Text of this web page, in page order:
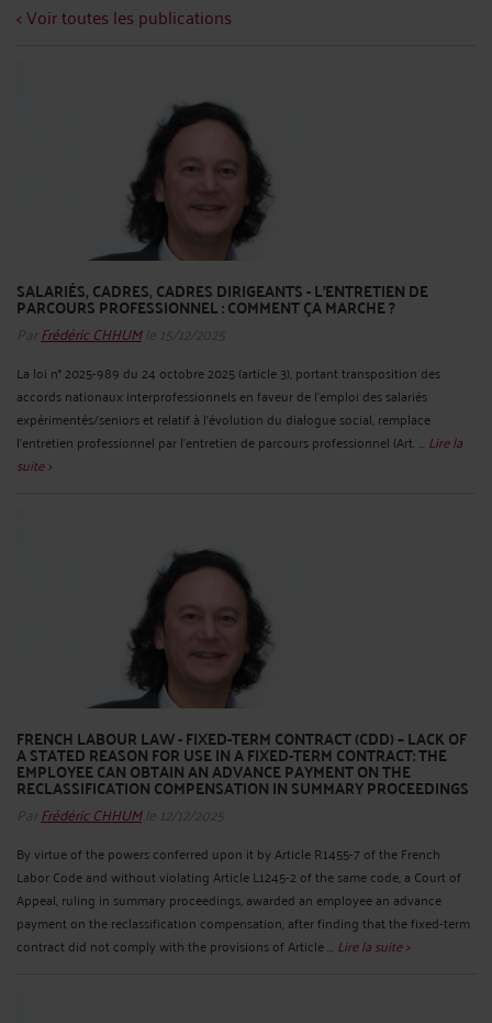
< Voir toutes les publications
SALARIÉS, CADRES, CADRES DIRIGEANTS - L’ENTRETIEN DE
PARCOURS PROFESSIONNEL : COMMENT ÇA MARCHE ?
Par Frédéric CHHUMle 15/12/2025
La loi n° 2025-989 du 24 octobre 2025 (article 3), portant transposition des
accords nationaux interprofessionnels en faveur de l’emploi des salariés
expérimentés/seniors et relatif à l’évolution du dialogue social, remplace
l’entretien professionnel par l’entretien de parcours professionnel (Art. ... Lire la
suite >
FRENCH LABOUR LAW - FIXED-TERM CONTRACT (CDD) – LACK OF
A STATED REASON FOR USE IN A FIXED-TERM CONTRACT: THE
EMPLOYEE CAN OBTAIN AN ADVANCE PAYMENT ON THE
RECLASSIFICATION COMPENSATION IN SUMMARY PROCEEDINGS
Par Frédéric CHHUMle 12/12/2025
By virtue of the powers conferred upon it by Article R1455-7 of the French
Labor Code and without violating Article L1245-2 of the same code, a Court of
Appeal, ruling in summary proceedings, awarded an employee an advance
payment on the reclassification compensation, after finding that the fixed-term
contract did not comply with the provisions of Article ... Lire la suite >